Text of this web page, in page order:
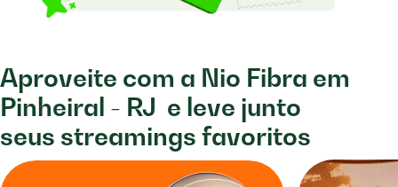
Aproveite com a Nio Fibra em
Pinheiral - RJ e leve junto
seus streamings favoritos